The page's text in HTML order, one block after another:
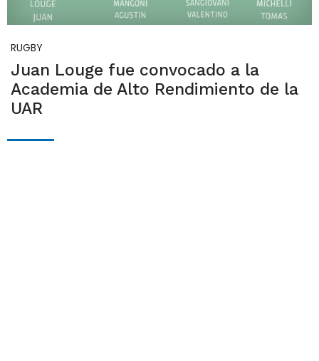
RUGBY
Juan Louge fue convocado a la
Academia de Alto Rendimiento de la
UAR